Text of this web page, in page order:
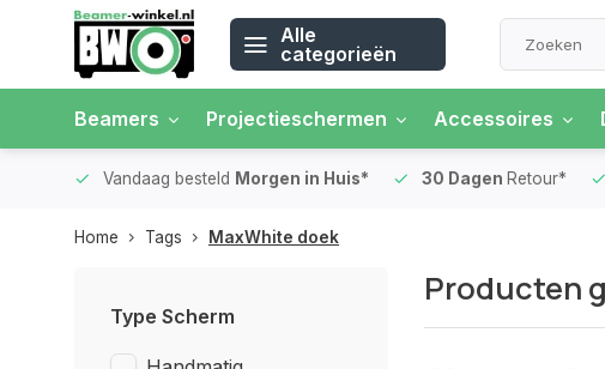
Alle
categorieën
Beamers Projectieschermen Accessoires
Vandaag besteld Morgen in Huis* 30 Dagen Retour*
Home Tags MaxWhite doek
Type Scherm
Producten